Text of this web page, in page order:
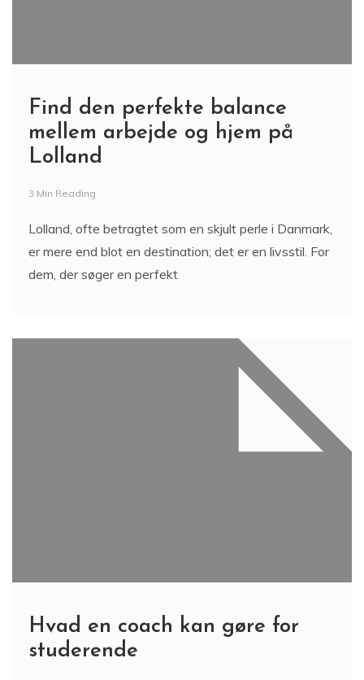
Find den perfekte balance
mellem arbejde og hjem på
Lolland
3 Min Reading
Lolland, ofte betragtet som en skjult perle i Danmark,
er mere end blot en destination; det er en livsstil. For
dem, der søger en perfekt
Hvad en coach kan gøre for
studerende